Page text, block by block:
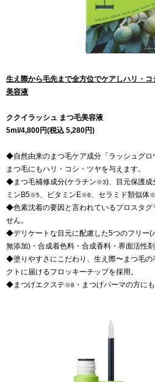
生え際から毛先まで全方位でケアしハリ・
美容液
ククイラッシュ まつ毛美容液
5ml/4,800円(税込 5,280円)
◆自然由来のまつ毛ケア成分「ラッシュグロ
まつ毛にもハリ・コシ・ツヤを与えます。
◆まつ毛補修成分(ケラチン※3)、目元保護成
ミンB5※5 、ビタミンE※6 、セラミド類似体
◆色素沈着の要因と言われているプロスタグ
せん。
◆デリケートな目元に配慮した5つのフリー(
無添加)・合成着色料・合成香料・界面活性
◆塗りやすさにこだわり、生え際〜まつ毛の
クトに届けるフロッキーチップを採用。
◆まつげエクステ※8 ・まつげパーマの方に